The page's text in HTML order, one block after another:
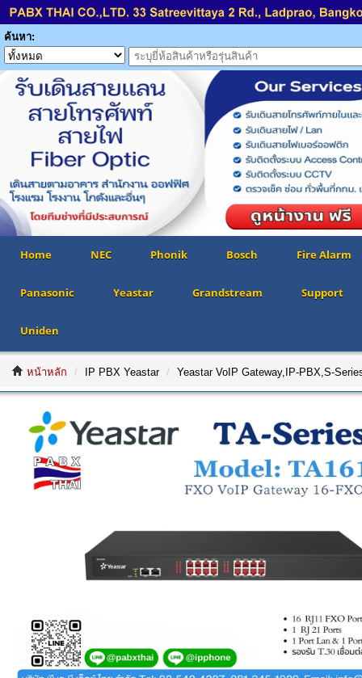
ค้นหา:
Home NEC Phonik Bosch Fire Alarm
Panasonic Yeastar Grandstream Support
Uniden
หน้าหลัก IP PBX Yeastar Yeastar VoIP Gateway,IP-PBX,S-